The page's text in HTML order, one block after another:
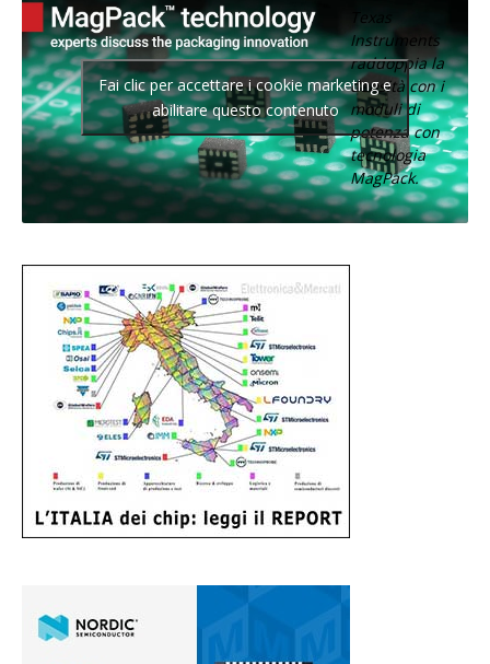
Texas
Instruments
raddoppia la
densità con i
moduli di
potenza con
tecnologia
MagPack.
Fai clic per accettare i cookie marketing e
abilitare questo contenuto